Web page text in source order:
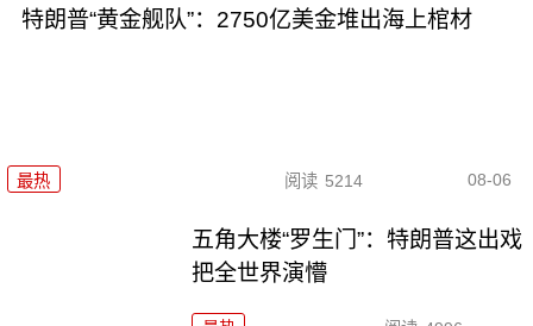
特朗普“黄金舰队”：2750亿美金堆出海上棺材
最热 阅读 5214 08-06
五角大楼“罗生门”：特朗普这出戏
把全世界演懵